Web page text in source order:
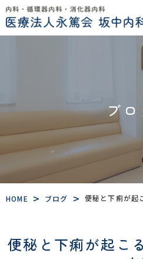
ブ
HOME > ブログ > 便秘と下痢が起
便秘と下痢が起こ